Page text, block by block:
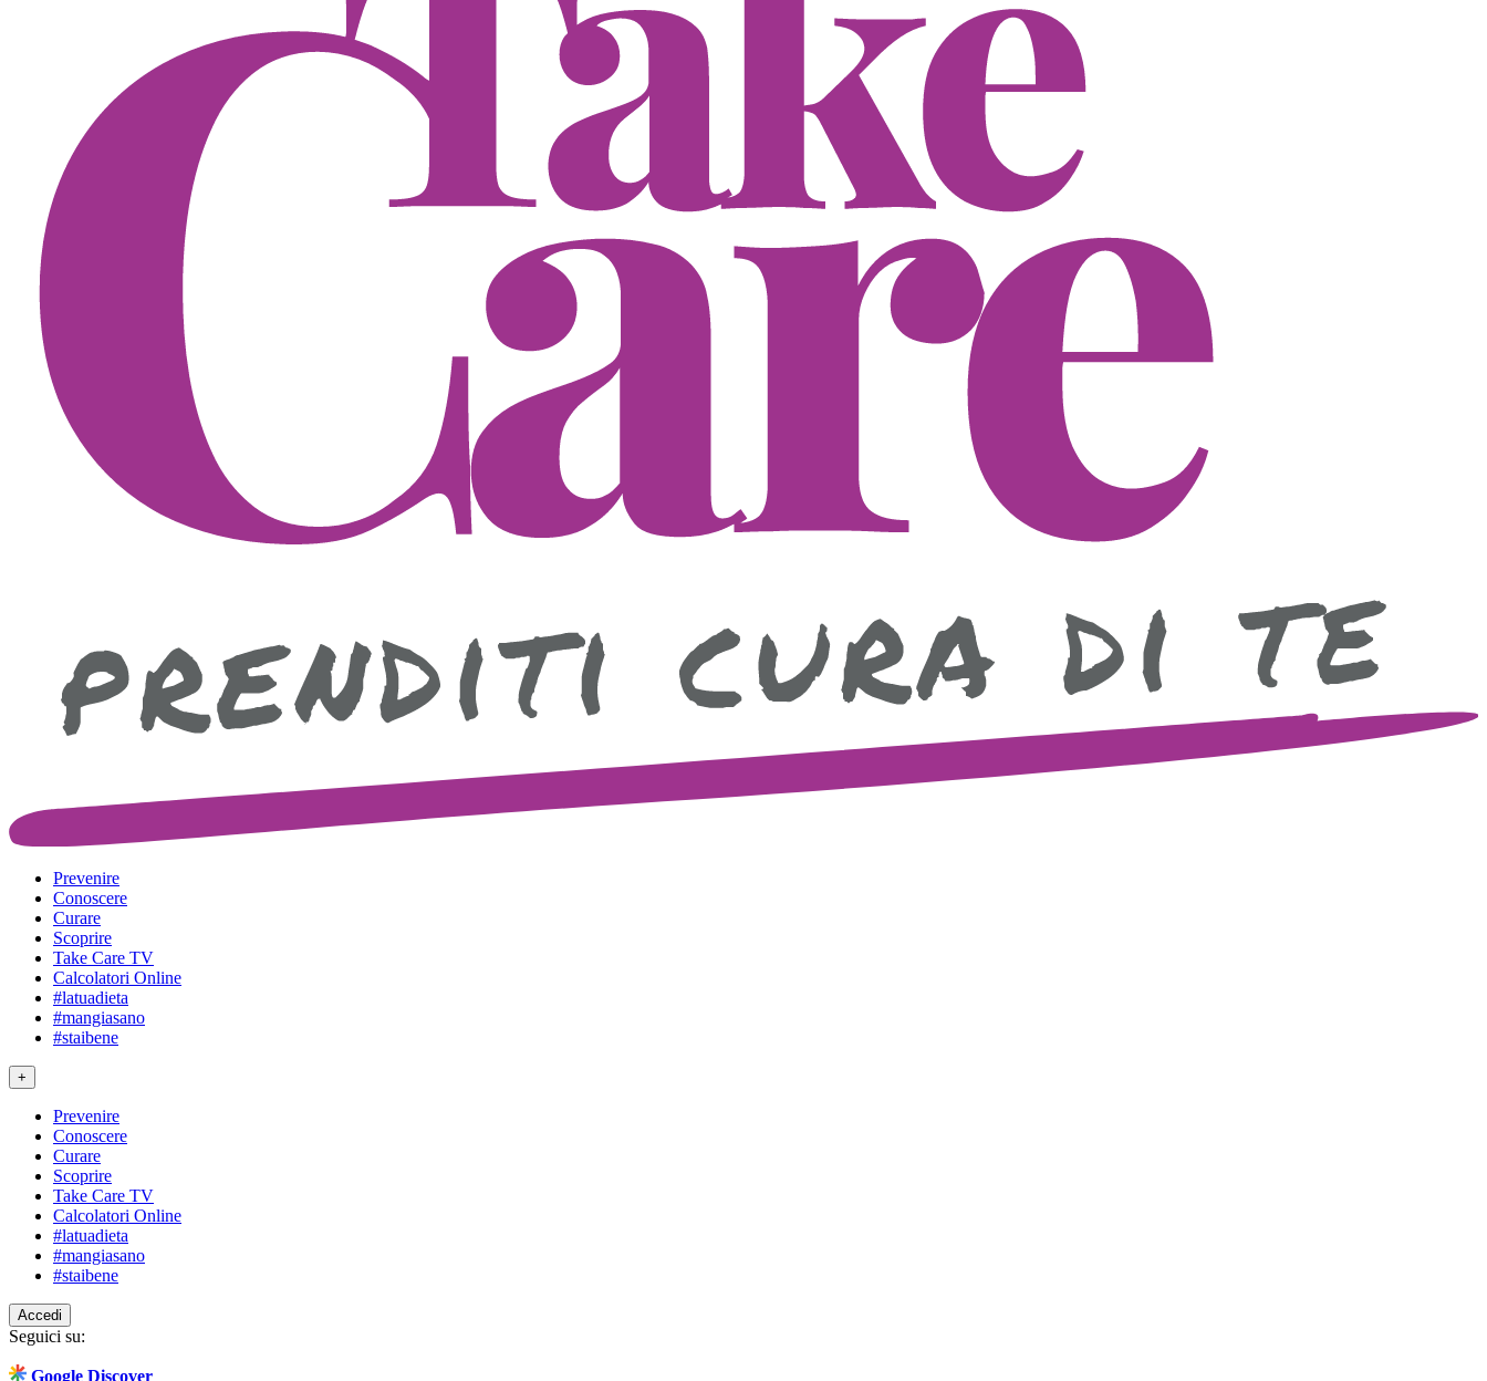
Prevenire
Conoscere
Curare
Scoprire
Take Care TV
Calcolatori Online
#latuadieta
#mangiasano
#staibene
+
Prevenire
Conoscere
Curare
Scoprire
Take Care TV
Calcolatori Online
#latuadieta
#mangiasano
#staibene
Accedi
Seguici su:
Google Discover